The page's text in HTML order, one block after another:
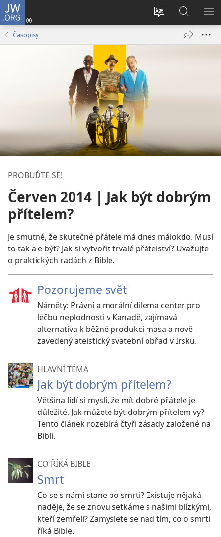
JW.ORG
Změnit
stránek
Přihlásit
se
Hledat
na
JW.ORG
Časopisy
PROBUĎTE SE!
Červen 2014 | Jak být dobrým
přítelem?
Je smutné, že skutečné přátele má dnes málokdo. Musí
to tak ale být? Jak si vytvořit trvalé přátelství? Uvažujte
o praktických radách z Bible.
Pozorujeme svět
Náměty: Právní a morální dilema center pro
léčbu neplodnosti v Kanadě, zajímavá
alternativa k běžné produkci masa a nově
zavedený ateistický svatební obřad v Irsku.
HLAVNÍ TÉMA
Jak být dobrým přítelem?
Většina lidí si myslí, že mít dobré přátele je
důležité. Jak můžete být dobrým přítelem vy?
Tento článek rozebírá čtyři zásady založené na
Bibli.
CO ŘÍKÁ BIBLE
Smrt
Co se s námi stane po smrti? Existuje nějaká
naděje, že se znovu setkáme s našimi blízkými,
kteří zemřeli? Zamyslete se nad tím, co o smrti
říká Bible.